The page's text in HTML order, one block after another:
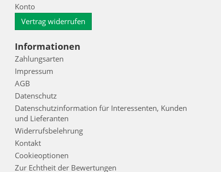
Konto
Vertrag widerrufen
Informationen
Zahlungsarten
Impressum
AGB
Datenschutz
Datenschutzinformation für Interessenten, Kunden
und Lieferanten
Widerrufsbelehrung
Kontakt
Cookieoptionen
Zur Echtheit der Bewertungen